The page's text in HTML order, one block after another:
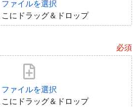
ファイルを選択
こにドラッグ＆ドロップ
必須
ファイルを選択
こにドラッグ＆ドロップ